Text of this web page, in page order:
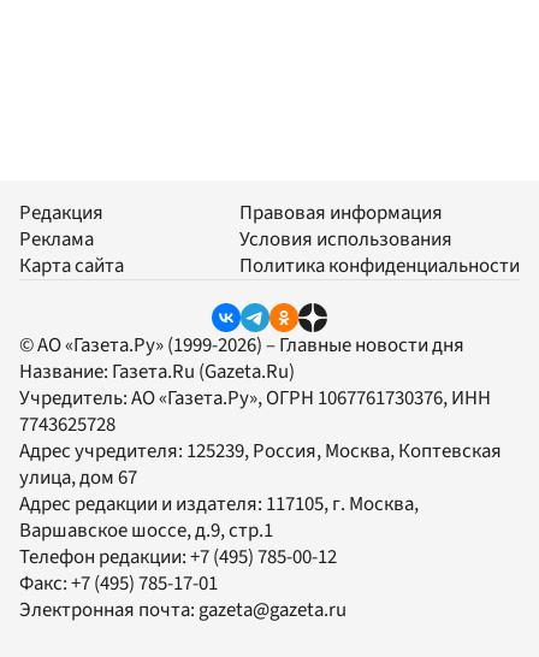
Редакция
Реклама
Карта сайта
Правовая информация
Условия использования
Политика конфиденциальности
© АО «Газета.Ру» (1999-2026) – Главные новости дня
Название: Газета.Ru (Gazeta.Ru)
Учредитель:АО «Газета.Ру», ОГРН 1067761730376, ИНН
7743625728
Адрес учредителя: 125239, Россия, Москва, Коптевская
улица, дом 67
Адрес редакции и издателя: 117105, г. Москва,
Варшавское шоссе, д.9, стр.1
Телефон редакции:+7 (495) 785-00-12
Факс:+7 (495) 785-17-01
Электронная почта:gazeta@gazeta.ru